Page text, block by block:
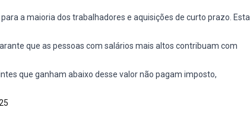
a maioria dos trabalhadores e aquisições de curto prazo. Esta
que as pessoas com salários mais altos contribuam com
que ganham abaixo desse valor não pagam imposto,